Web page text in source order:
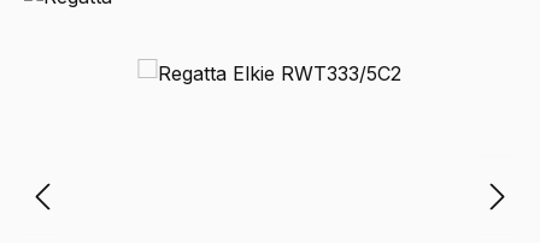
Bildergalerie überspringen